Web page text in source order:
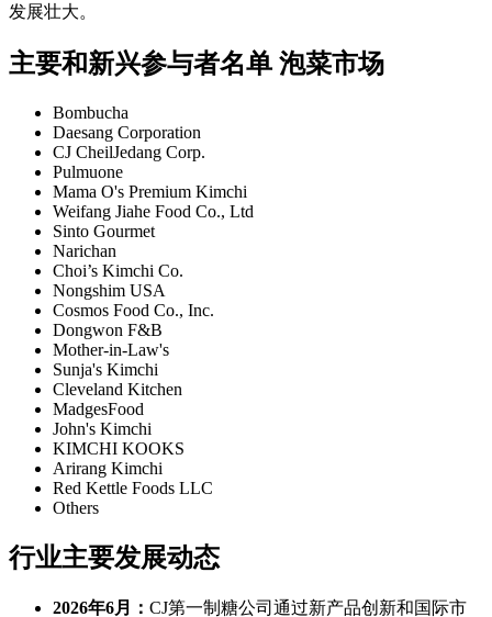
发展壮大。
主要和新兴参与者名单 泡菜市场
Bombucha
Daesang Corporation
CJ CheilJedang Corp.
Pulmuone
Mama O's Premium Kimchi
Weifang Jiahe Food Co., Ltd
Sinto Gourmet
Narichan
Choi’s Kimchi Co.
Nongshim USA
Cosmos Food Co., Inc.
Dongwon F&B
Mother-in-Law's
Sunja's Kimchi
Cleveland Kitchen
MadgesFood
John's Kimchi
KIMCHI KOOKS
Arirang Kimchi
Red Kettle Foods LLC
Others
行业主要发展动态
2026年6月： CJ第一制糖公司通过新产品创新和国际市